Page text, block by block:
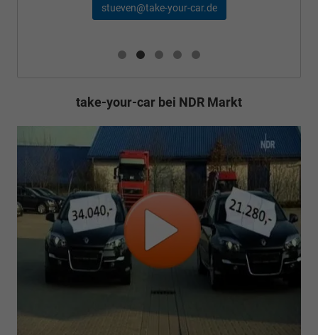
stueven@take-your-car.de
take-your-car bei NDR Markt